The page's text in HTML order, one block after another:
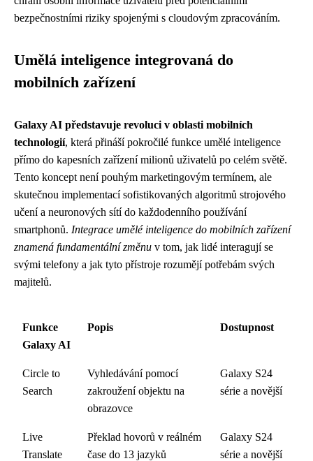
bezpečnostními riziky spojenými s cloudovým zpracováním.
Umělá inteligence integrovaná do
mobilních zařízení
Galaxy AI představuje revoluci v oblasti mobilních
technologií, která přináší pokročilé funkce umělé inteligence
přímo do kapesních zařízení milionů uživatelů po celém světě.
Tento koncept není pouhým marketingovým termínem, ale
skutečnou implementací sofistikovaných algoritmů strojového
učení a neuronových sítí do každodenního používání
smartphonů. Integrace umělé inteligence do mobilních zařízení
znamená fundamentální změnu v tom, jak lidé interagují se
svými telefony a jak tyto přístroje rozumějí potřebám svých
majitelů.
Funkce
Galaxy AI
Popis Dostupnost
Circle to
Search
Vyhledávání pomocí
zakroužení objektu na
obrazovce
Galaxy S24
série a novější
Live
Translate
Překlad hovorů v reálném
čase do 13 jazyků
Galaxy S24
série a novější